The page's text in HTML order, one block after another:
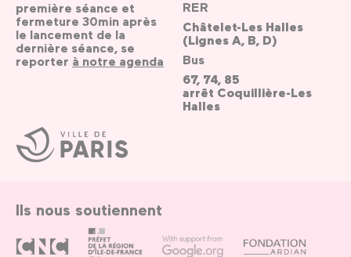
Ville
de
Paris
première séance et
fermeture 30min après
le lancement de la
dernière séance, se
reporter à notre agenda
RER
Châtelet-Les Halles
(Lignes A, B, D)
Bus
67, 74, 85
arrêt Coquillière-Les
Halles
Ils nous soutiennent